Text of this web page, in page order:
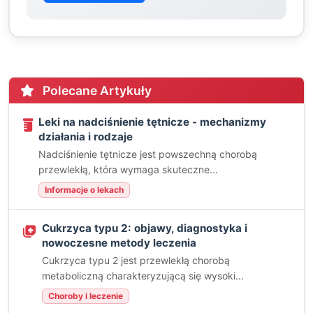
Polecane Artykuły
Leki na nadciśnienie tętnicze - mechanizmy
działania i rodzaje
Nadciśnienie tętnicze jest powszechną chorobą
przewlekłą, która wymaga skuteczne...
Informacje o lekach
Cukrzyca typu 2: objawy, diagnostyka i
nowoczesne metody leczenia
Cukrzyca typu 2 jest przewlekłą chorobą
metaboliczną charakteryzującą się wysoki...
Choroby i leczenie